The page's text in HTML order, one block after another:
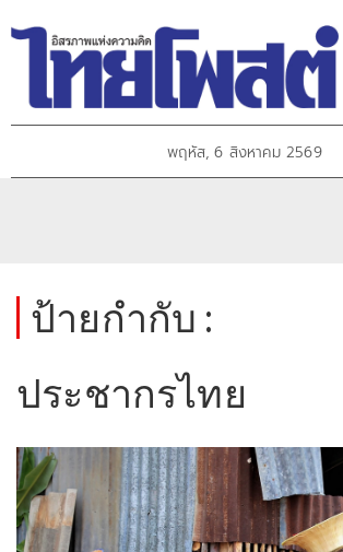
พฤหัส, 6 สิงหาคม 2569
ป้ายกำกับ :
ประชากรไทย